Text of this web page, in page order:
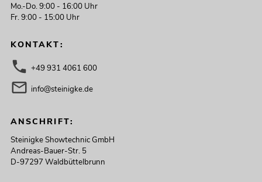
Mo.-Do. 9:00 - 16:00 Uhr
Fr. 9:00 - 15:00 Uhr
KONTAKT:
+49 931 4061 600
info@steinigke.de
ANSCHRIFT:
Steinigke Showtechnic GmbH
Andreas-Bauer-Str. 5
D-97297 Waldbüttelbrunn